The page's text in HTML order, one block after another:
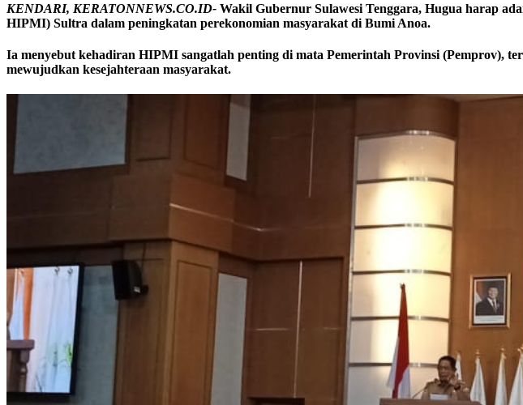
KENDARI, KERATONNEWS.CO.ID- Wakil Gubernur Sulawesi Tenggara, Hugua harap
HIPMI) Sultra dalam peningkatan perekonomian masyarakat di Bumi Anoa.
Ia menyebut kehadiran HIPMI sangatlah penting di mata Pemerintah Provinsi (Pemprov),
mewujudkan kesejahteraan masyarakat.